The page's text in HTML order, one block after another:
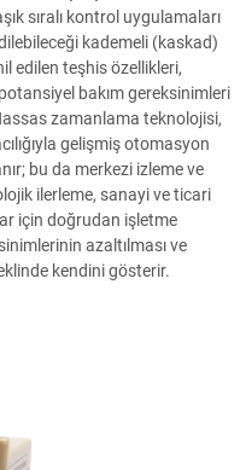
sıralı kontrol uygulamaları
kademeli (kaskad)
edilen teşhis özellikleri,
bakım gereksinimleri
zamanlama teknolojisi,
gelişmiş otomasyon
bu da merkezi izleme ve
ilerleme, sanayi ve ticari
için doğrudan işletme
azaltılması ve
kendini gösterir.